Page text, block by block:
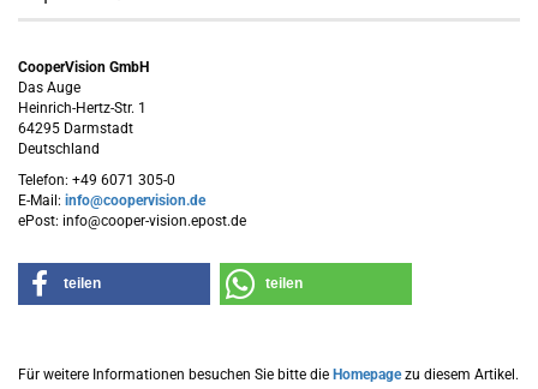
CooperVision GmbH
Das Auge
Heinrich-Hertz-Str. 1
64295 Darmstadt
Deutschland
Telefon: +49 6071 305-0
E-Mail: info@coopervision.de
ePost: info@cooper-vision.epost.de
teilen teilen
Für weitere Informationen besuchen Sie bitte die Homepagezu diesem Artikel.